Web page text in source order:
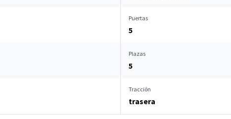
Puertas
5
Plazas
5
Tracción
trasera